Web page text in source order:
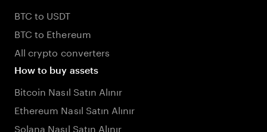
BTC to USDT
BTC to Ethereum
All crypto converters
How to buy assets
Bitcoin Nasıl Satın Alınır
Ethereum Nasıl Satın Alınır
Solana Nasıl Satın Alınır